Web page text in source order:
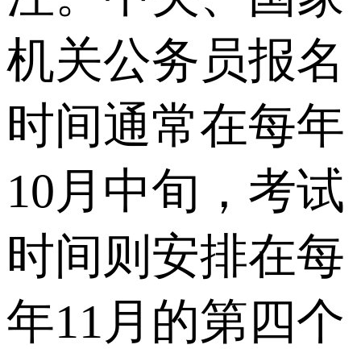
机关公务员报名
时间通常在每年
10月中旬，考试
时间则安排在每
年11月的第四个